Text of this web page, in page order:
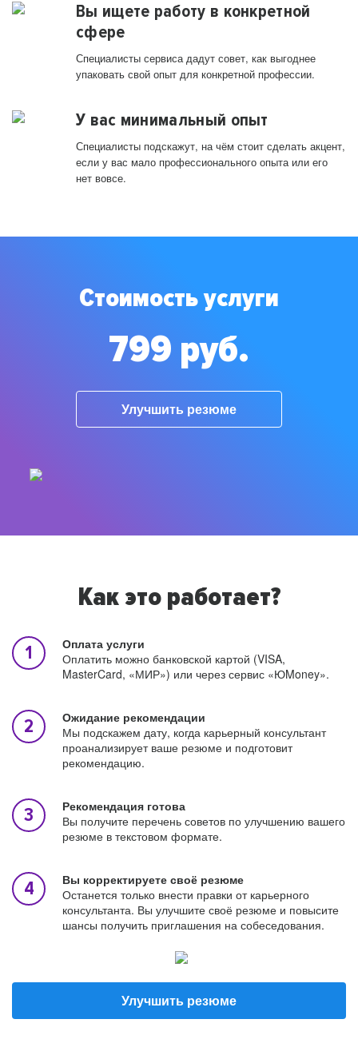
Вы ищете работу в конкретной
сфере
Специалисты сервиса дадут совет, как выгоднее
упаковать свой опыт для конкретной профессии.
У вас минимальный опыт
Специалисты подскажут, на чём стоит сделать акцент,
если у вас мало профессионального опыта или его
нет вовсе.
Стоимость услуги
799 руб.
Улучшить резюме
Как это работает?
Оплата услуги
Оплатить можно банковской картой (VISA,
MasterCard, «МИР») или через сервис «ЮMoney».
Ожидание рекомендации
Мы подскажем дату, когда карьерный консультант
проанализирует ваше резюме и подготовит
рекомендацию.
Рекомендация готова
Вы получите перечень советов по улучшению вашего
резюме в текстовом формате.
Вы корректируете своё резюме
Останется только внести правки от карьерного
консультанта. Вы улучшите своё резюме и повысите
шансы получить приглашения на собеседования.
Улучшить резюме